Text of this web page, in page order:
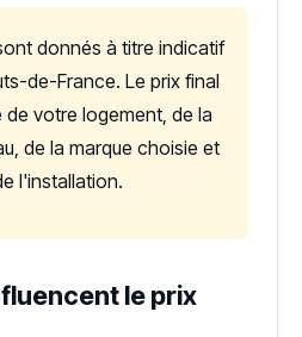
donnés à titre indicatif
de-France. Le prix final
de votre logement, de la
de la marque choisie et
l'installation.
le prix